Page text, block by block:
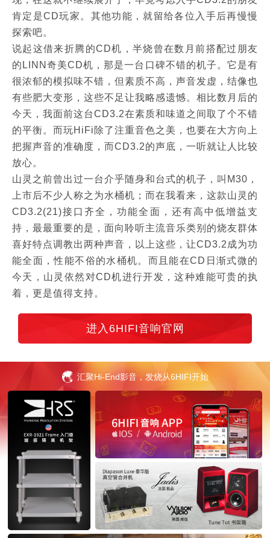
肯定是CD玩家。其他功能，就留给各位入手后再慢慢
探索吧。
说起这借来折腾的CD机，半烧曾在数月前搭配过朋友
的LINN奇美CD机，那是一台口碑不错的机子。它是有
很浓郁的模拟味不错，但素质不高，声音发虚，结像也
有些肥大变形，这些不足让我略感遗憾。相比数月后的
今天，我面前这台CD3.2在素质和味道之间取了个不错
的平衡。而玩HiFi除了注重音色之美，也要在大方向上
把握声音的准确度，而CD3.2的声底，一听就让人比较
放心。
山灵之前曾出过一台介乎随身和台式的机子，叫M30，
上市后不少人称之为水桶机；而在我看来，这款山灵的
CD3.2(21)接口齐全，功能全面，还有高中低增益支
持，最最重要的是，面向聆听主流音乐类别的烧友群体
喜好特点调教出两种声音，以上这些，让CD3.2成为功
能全面，性能不俗的水桶机。而且能在CD日渐式微的
今天，山灵依然对CD机进行开发，这种难能可贵的执
着，更是值得支持。
进入6HIFI音响官网
汇聚Hi-End影音，发烧从6HIFI开始